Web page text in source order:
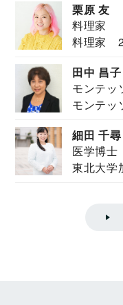
栗原 友
料理家
料理家
田中 昌子
モンテッ
ズハウス
モンテ
細田 千尋
医学博士
東北大学